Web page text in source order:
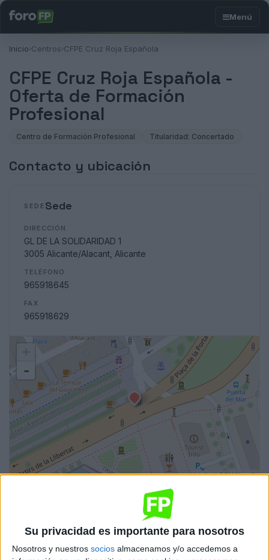
Su privacidad es importante para nosotros
Nosotros y nuestros socios almacenamos y/o accedemos a
Inicio›Centros›CFPE Cruz Roja Española
CFPE Cruz Roja Española -
Oferta de Formación
Profesional
Centro de Formación Profesional Titularidad: Concertado
Contacto y ubicación
SEDE Sede
DIRECCIÓN
GL DE LA SOLIDARIDAD 1
3005 Alicante/Alacant, Alicante
TELÉFONO
965918645
FAX
965918629
-
Leaflet| OSM Mapnik
Ciclos de Grado Superior 1 ciclo
Laboratorio Clínico y Biomédico